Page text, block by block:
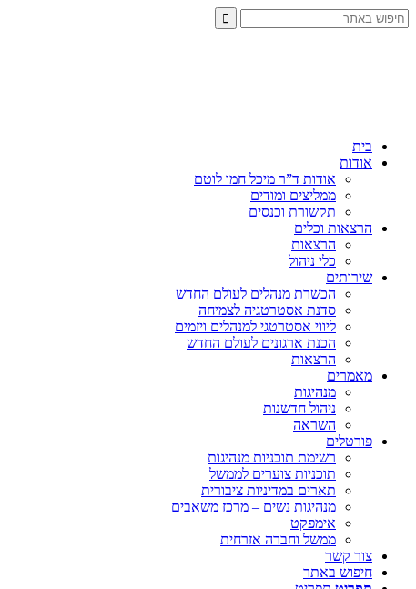
בית
אודות
אודות ד”ר מיכל חמו לוטם
ממליצים ומודים
תקשורת וכנסים
הרצאות וכלים
הרצאות
כלי ניהול
שירותים
הכשרת מנהלים לעולם החדש
סדנת אסטרטגיה לצמיחה
ליווי אסטרטגי למנהלים ויזמים
הכנת ארגונים לעולם החדש
הרצאות
מאמרים
מנהיגות
ניהול חדשנות
השראה
פורטלים
רשימת תוכניות מנהיגות
תוכניות צוערים לממשל
תארים במדיניות ציבורית
מנהיגות נשים – מרכז משאבים
אימפקט
ממשל וחברה אזרחית
צור קשר
חיפוש באתר